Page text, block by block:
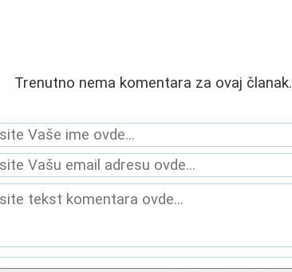
Trenutno nema komentara za ovaj članak.